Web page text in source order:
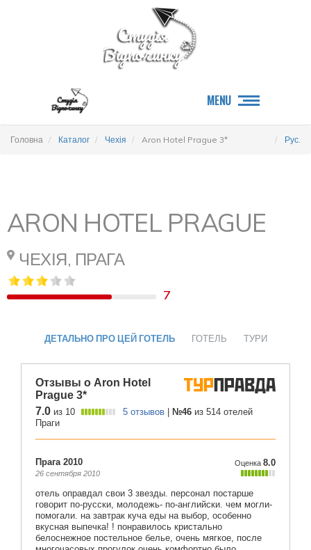
MENU
Головна Каталог Чехія Aron Hotel Prague 3* Рус.
ARON HOTEL PRAGUE
ЧЕХІЯ, ПРАГА
7
ДЕТАЛЬНО ПРО ЦЕЙ ГОТЕЛЬ ГОТЕЛЬ ТУРИ